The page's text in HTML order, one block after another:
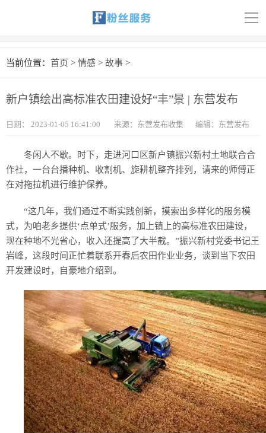
导
娱乐
体育
财经
旅游
育儿
历史
美食
军事
国际
情感
故事 美文
当前位置： 首页 > 情感 > 故事 >
新户镇绘出高标准农田建设好“丰”景 | 东营发布
日期： 2023-01-05 16:41:00 来源：东营发布收集 编辑：东营发布
冬闲人不歇。时下，走进河口区新户镇振兴新村土地联合合
作社，一台台播种机、收割机、旋耕机整齐排列，请来的师傅正
在对拖拉机进行维护保养。
“这几年，我们通过不断实践创新，摸索出多样化的服务模
式，为咱老乡提供‘点单式’服务，加上镇上的高标准农田建设，
现在种地不光省心，收入还提高了大半截。”振兴新村党委书记王
岩峰，这段时间正忙着联系开春后农田作业业务，谈到当下农田
开发建设时，自豪地介绍到。